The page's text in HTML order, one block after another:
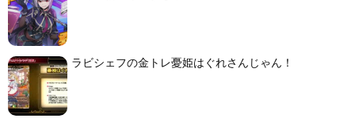
ラビシェフの金トレ憂姫はぐれさんじゃん！